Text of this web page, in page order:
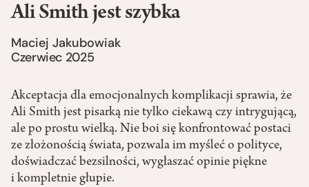
Ali Smith jest szybka
Maciej Jakubowiak
Czerwiec 2025
Akceptacja dla emocjonalnych komplikacji sprawia, że
Ali Smith jest pisarką nie tylko ciekawą czy intrygującą,
ale po prostu wielką. Nie boi się konfrontować postaci
ze złożonością świata, pozwala im myśleć o polityce,
doświadczać bezsilności, wygłaszać opinie piękne
i kompletnie głupie.